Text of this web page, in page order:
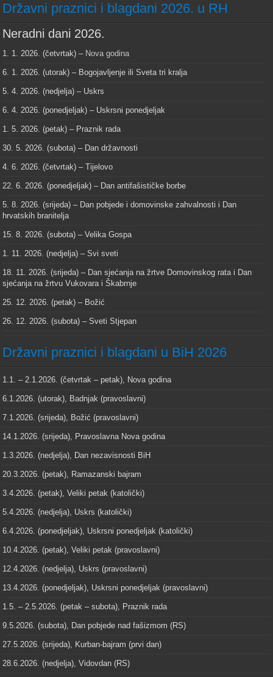
Državni praznici i blagdani 2026. u RH
Neradni dani 2026.
1. 1. 2026. (četvrtak) – Nova godina
6. 1. 2026. (utorak) – Bogojavljenje ili Sveta tri kralja
5. 4. 2026. (nedjelja) – Uskrs
6. 4. 2026. (ponedjeljak) – Uskrsni ponedjeljak
1. 5. 2026. (petak) – Praznik rada
30. 5. 2026. (subota) – Dan državnosti
4. 6. 2026. (četvrtak) – Tijelovo
22. 6. 2026. (ponedjeljak) – Dan antifašističke borbe
5. 8. 2026. (srijeda) – Dan pobjede i domovinske zahvalnosti i Dan
hrvatskih branitelja
15. 8. 2026. (subota) – Velika Gospa
1. 11. 2026. (nedjelja) – Svi sveti
18. 11. 2026. (srijeda) – Dan sjećanja na žrtve Domovinskog rata i Dan
sjećanja na žrtvu Vukovara i Škabrnje
25. 12. 2026. (petak) – Božić
26. 12. 2026. (subota) – Sveti Stjepan
Državni praznici i blagdani u BiH 2026
1.1. – 2.1.2026. (četvrtak – petak), Nova godina
6.1.2026. (utorak), Badnjak (pravoslavni)
7.1.2026. (srijeda), Božić (pravoslavni)
14.1.2026. (srijeda), Pravoslavna Nova godina
1.3.2026. (nedjelja), Dan nezavisnosti BiH
20.3.2026. (petak), Ramazanski bajram
3.4.2026. (petak), Veliki petak (katolički)
5.4.2026. (nedjelja), Uskrs (katolički)
6.4.2026. (ponedjeljak), Uskrsni ponedjeljak (katolički)
10.4.2026. (petak), Veliki petak (pravoslavni)
12.4.2026. (nedjelja), Uskrs (pravoslavni)
13.4.2026. (ponedjeljak), Uskrsni ponedjeljak (pravoslavni)
1.5. – 2.5.2026. (petak – subota), Praznik rada
9.5.2026. (subota), Dan pobjede nad fašizmom (RS)
27.5.2026. (srijeda), Kurban-bajram (prvi dan)
28.6.2026. (nedjelja), Vidovdan (RS)